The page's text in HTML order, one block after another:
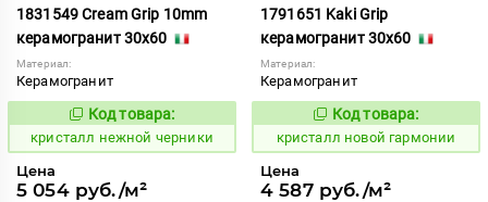
1831549 Cream Grip 10mm
керамогранит 30x60
Материал:
Керамогранит
820619
Код товара:
кристалл нежной черники
Цена
5 054 руб./м²
1791651 Kaki Grip
керамогранит 30x60
Материал:
Керамогранит
820641
Код товара:
кристалл новой гармонии
Цена
4 587 руб./м²